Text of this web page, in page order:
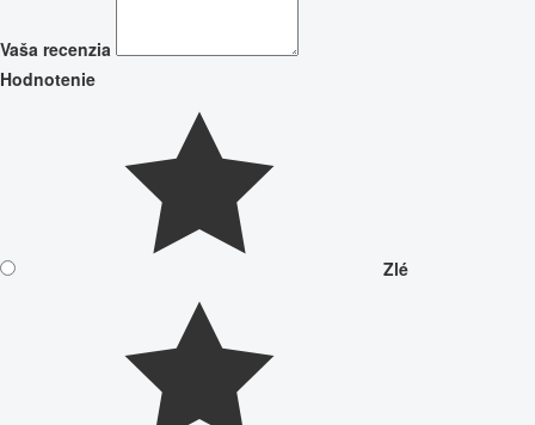
Vaša recenzia
Hodnotenie
Zlé